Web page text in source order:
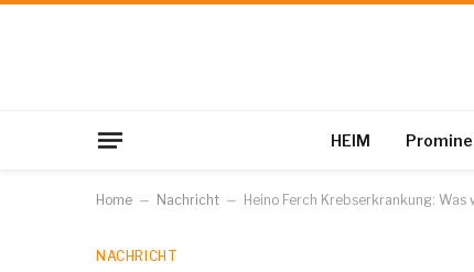
HEIM
Home – Nachricht – Heino Ferch Krebserkrankung:
NACHRICHT